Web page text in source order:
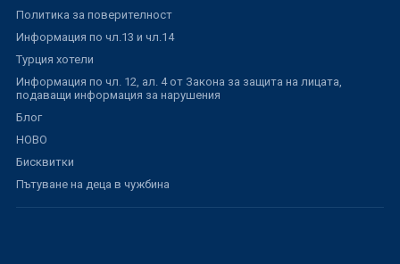
Политика за поверителност
Информация по чл.13 и чл.14
Турция хотели
Информация по чл. 12, ал. 4 от Закона за защита на лицата,
подаващи информация за нарушения
Блог
НОВО
Бисквитки
Пътуване на деца в чужбина